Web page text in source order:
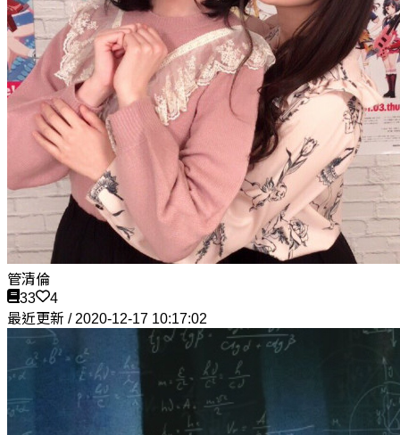
管清倫
33
4
最近更新 / 2020-12-17 10:17:02